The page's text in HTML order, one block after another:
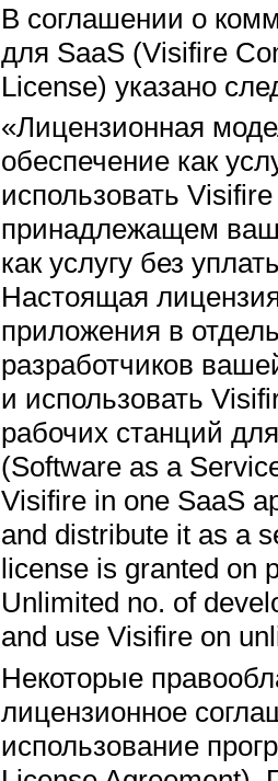
В соглашении о
для SaaS (Visifire
License) указано
«Лицензионная
обеспечение как
использовать
принадлежащем
как услугу без
Настоящая
приложения в
разработчиков
и использовать
рабочих станций
(Software as a
Visifire in one SaaS
and distribute it as a
license is granted on
Unlimited no. of
and use Visifire on
Некоторые
лицензионное
использование